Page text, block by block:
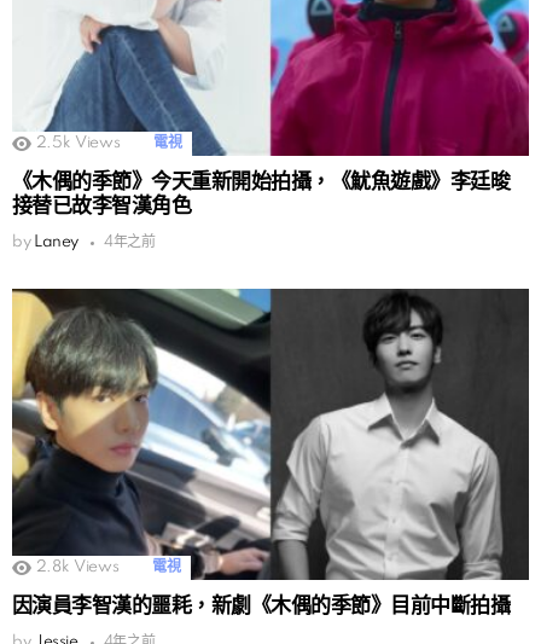
2.5k Views 電視
《木偶的季節》今天重新開始拍攝，《魷魚遊戲》李廷晙
接替已故李智漢角色
by Laney 4年之前
2.8k Views 電視
因演員李智漢的噩耗，新劇《木偶的季節》目前中斷拍攝